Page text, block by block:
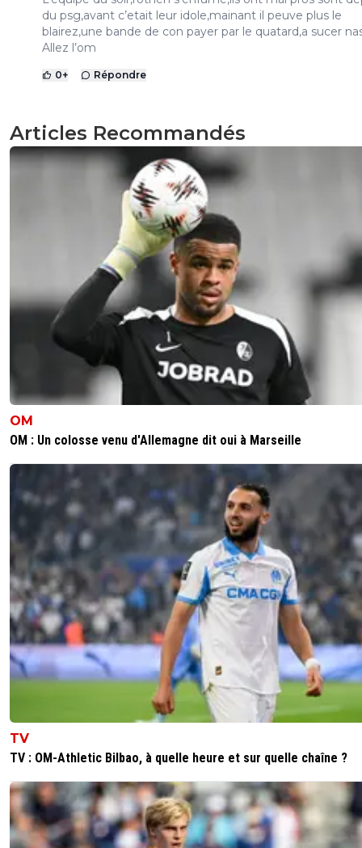
du psg,avant c’etait leur idole,mainant il peuve plus le
blairez,une bande de con payer par le quatard,a sucer
Allez l’om
0+ Répondre
Articles Recommandés
OM
OM : Un colosse venu d'Allemagne dit oui à Marseille
TV
TV : OM-Athletic Bilbao, à quelle heure et sur quelle chaîne ?